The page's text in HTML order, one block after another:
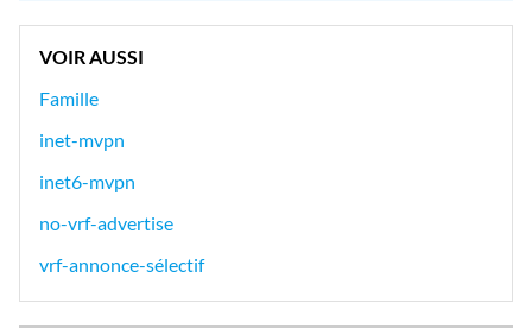
VOIR AUSSI
Famille
inet-mvpn
inet6-mvpn
no-vrf-advertise
vrf-annonce-sélectif